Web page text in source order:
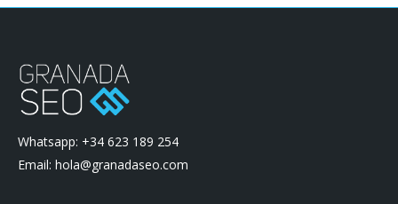
Whatsapp: +34 623 189 254
Email: hola@granadaseo.com